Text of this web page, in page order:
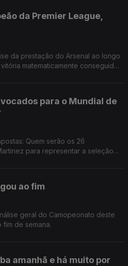
da Premier League,
da prestação do Arsenal ao longo
matematicamente conseguida
para o Mundial de
Quem serão os 26
para representar a seleção
ao fim
geral do Camopeonato deste
de semana.
amanhã e há muito por